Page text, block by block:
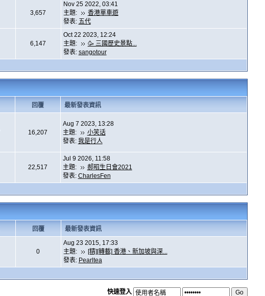
3,657
Nov 25 2022, 03:41
主題:
香港單車遊
發表: 五代
6,147
Oct 22 2023, 12:24
主題:
🥳 三國歷史景點...
發表: sangotour
回覆 最新發表資訊
16,207
Aug 7 2023, 13:28
主題:
小笑话
發表: 我是行人
22,517
Jul 9 2026, 11:58
主題:
郝昭生日會2021
發表: CharlesFen
回覆 最新發表資訊
0
Aug 23 2015, 17:33
主題:
[精][轉載] 香港、新加坡與深...
發表: Pearltea
快速登入